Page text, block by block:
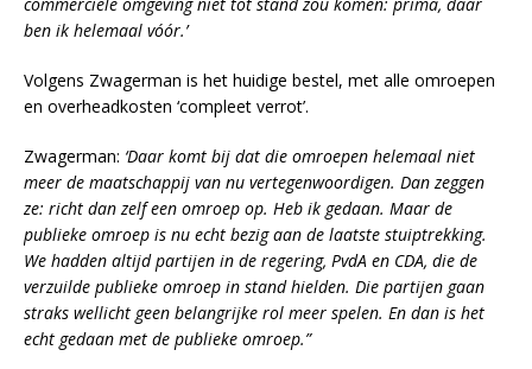
ben ik helemaal vóór.’
Volgens Zwagerman is het huidige bestel, met alle omroepen
en overheadkosten ‘compleet verrot’.
Zwagerman: ‘Daar komt bij dat die omroepen helemaal niet
meer de maatschappij van nu vertegenwoordigen. Dan zeggen
ze: richt dan zelf een omroep op. Heb ik gedaan. Maar de
publieke omroep is nu echt bezig aan de laatste stuiptrekking.
We hadden altijd partijen in de regering, PvdA en CDA, die de
verzuilde publieke omroep in stand hielden. Die partijen gaan
straks wellicht geen belangrijke rol meer spelen. En dan is het
echt gedaan met de publieke omroep.”